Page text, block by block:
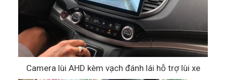
Camera lùi AHD kèm vạch đánh lái hỗ trợ lùi xe